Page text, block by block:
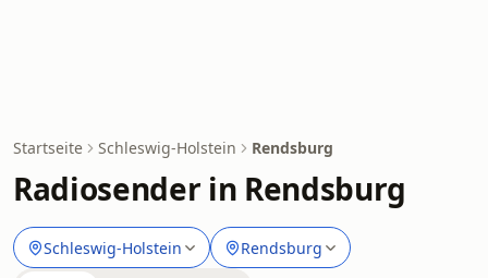
Startseite Schleswig-Holstein Rendsburg
Radiosender in Rendsburg
Schleswig-Holstein Rendsburg